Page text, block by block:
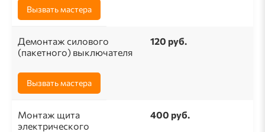
Вызвать мастера
Демонтаж силового
(пакетного) выключателя
120 руб.
Вызвать мастера
Монтаж щита
электрического
400 руб.